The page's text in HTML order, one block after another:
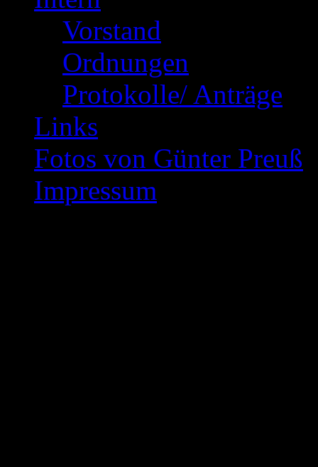
Vorstand
Ordnungen
Protokolle/ Anträge
Links
Fotos von Günter Preuß
Impressum